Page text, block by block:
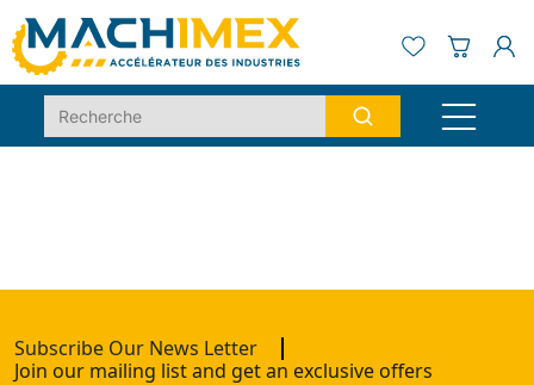
Subscribe Our News Letter
Join our mailing list and get an exclusive offers